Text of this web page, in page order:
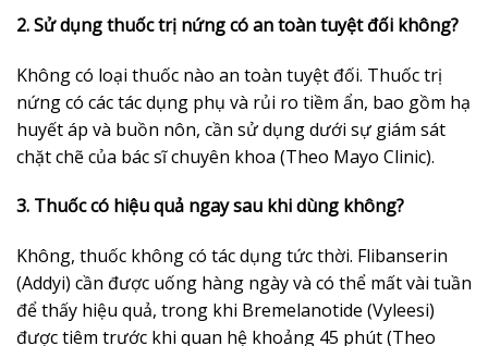
2. Sử dụng thuốc trị nứng có an toàn tuyệt đối không?
Không có loại thuốc nào an toàn tuyệt đối. Thuốc trị
nứng có các tác dụng phụ và rủi ro tiềm ẩn, bao gồm hạ
huyết áp và buồn nôn, cần sử dụng dưới sự giám sát
chặt chẽ của bác sĩ chuyên khoa (Theo Mayo Clinic).
3. Thuốc có hiệu quả ngay sau khi dùng không?
Không, thuốc không có tác dụng tức thời. Flibanserin
(Addyi) cần được uống hàng ngày và có thể mất vài tuần
để thấy hiệu quả, trong khi Bremelanotide (Vyleesi)
được tiêm trước khi quan hệ khoảng 45 phút (Theo